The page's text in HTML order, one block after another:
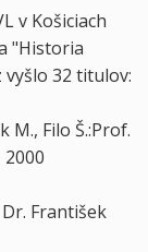
v Košiciach
"Historia
32 titulov:
M., Filo Š.:Prof.
Dr. František